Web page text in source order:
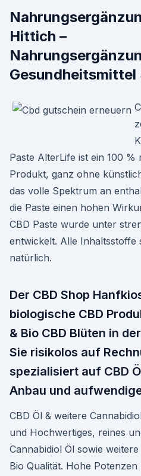
Hittich –
Gesundheitsmittel
Paste AlterLife ist ein 100
Produkt, ganz ohne
das volle Spektrum an
die Paste einen hohen
CBD Paste wurde unter
entwickelt. Alle Inhaltsstoffe
natürlich.
Der CBD Shop
biologische CBD
& Bio CBD Blüten in
Sie risikolos auf
spezialisiert auf CBD
Anbau und
CBD Öl & weitere
und Hochwertiges, reines
Cannabidiol Öl sowie
Bio Qualität. Hohe